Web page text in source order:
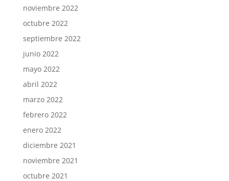
noviembre 2022
octubre 2022
septiembre 2022
junio 2022
mayo 2022
abril 2022
marzo 2022
febrero 2022
enero 2022
diciembre 2021
noviembre 2021
octubre 2021